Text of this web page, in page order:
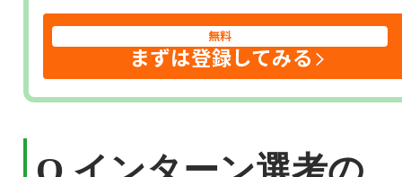
無料
まずは登録してみる